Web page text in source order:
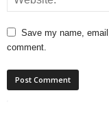
Save my name,
comment.